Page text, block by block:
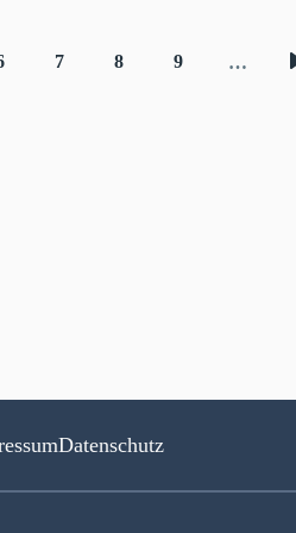
7 8 9 …
Datenschutz